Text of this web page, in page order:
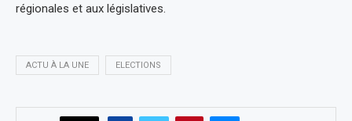
régionales et aux législatives.
ACTU À LA UNE ELECTIONS